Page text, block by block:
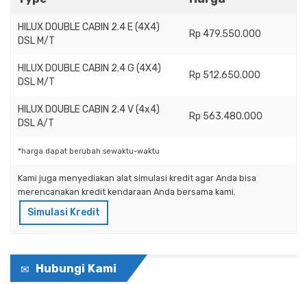
HILUX DOUBLE CABIN 2.4 E (4X4)
DSL M/T
Rp 479.550.000
HILUX DOUBLE CABIN 2.4 G (4X4)
DSL M/T
Rp 512.650.000
HILUX DOUBLE CABIN 2.4 V (4x4)
DSL A/T
Rp 563.480.000
*harga dapat berubah sewaktu-waktu
Kami juga menyediakan alat simulasi kredit agar Anda bisa
merencanakan kredit kendaraan Anda bersama kami.
Simulasi Kredit
Hubungi Kami